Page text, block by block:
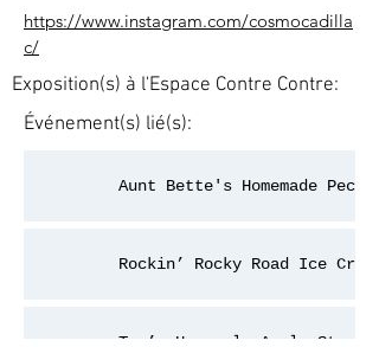
https://www.instagram.com/cosmocadilla
c/
Exposition(s) à l'Espace Contre Contre:
Événement(s) lié(s):
Aunt Bette's Homemade Pecan
Rockin’ Rocky Road Ice Cream
Tom’s Heavenly Apple Strudel